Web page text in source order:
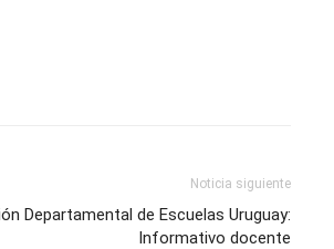
Noticia siguiente
Departamental de Escuelas Uruguay:
Informativo docente